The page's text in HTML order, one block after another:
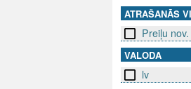
ATRAŠANĀS
Preiļu nov.
VALODA
lv